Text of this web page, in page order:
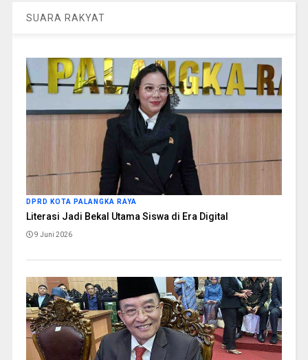
SUARA RAKYAT
DPRD KOTA PALANGKA RAYA
Literasi Jadi Bekal Utama Siswa di Era Digital
9 Juni 2026